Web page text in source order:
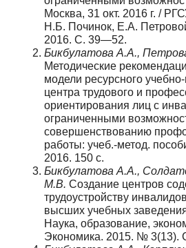
Москва, 31 окт. 2016 г. /
Н.Б. Починок, Е.А.
2016. С. 39—52.
Бикбулатова А.А.,
Методические
модели ресурсного
центра трудового и
ориентирования лиц с
ограниченными
совершенствованию
работы: учеб.-метод.
2016. 150 с.
Бикбулатова А.А.,
М.В. Создание центров
трудоустройству
высших учебных
Наука, образование,
Экономика. 2015. № 3(13).